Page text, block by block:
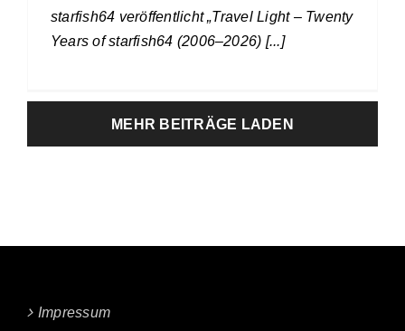
starfish64 veröffentlicht „Travel Light – Twenty
Years of starfish64 (2006–2026) [...]
MEHR BEITRÄGE LADEN
Impressum